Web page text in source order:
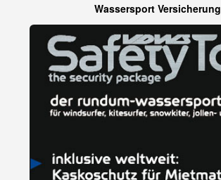
Wassersport Versicherung